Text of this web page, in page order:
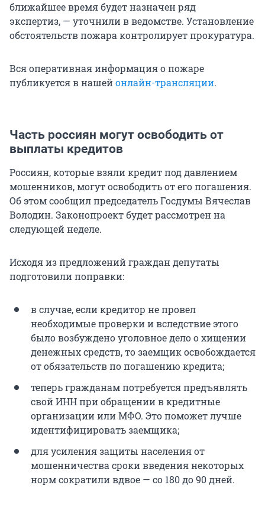
ближайшее время будет назначен ряд
экспертиз, — уточнили в ведомстве. Установление
обстоятельств пожара контролирует прокуратура.
Вся оперативная информация о пожаре
публикуется в нашейонлайн-трансляции.
Часть россиян могут освободить от
выплаты кредитов
Россиян, которые взяли кредит под давлением
мошенников, могут освободить от его погашения.
Об этом сообщил председатель Госдумы Вячеслав
Володин. Законопроект будет рассмотрен на
следующей неделе.
Исходя из предложений граждан депутаты
подготовили поправки:
в случае, если кредитор не провел
необходимые проверки и вследствие этого
было возбуждено уголовное дело о хищении
денежных средств, то заемщик освобождается
от обязательств по погашению кредита;
теперь гражданам потребуется предъявлять
свой ИНН при обращении в кредитные
организации или МФО. Это поможет лучше
идентифицировать заемщика;
для усиления защиты населения от
мошенничества сроки введения некоторых
норм сократили вдвое — со 180 до 90 дней.